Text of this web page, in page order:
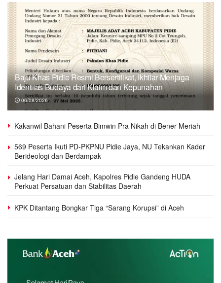
Baju Khas Pidie Resmi Bersertifikat, Ikhtiar Menjaga
Identitas Budaya dari Klaim dan Kepunahan
06/08/2026
Kakanwil Bahani Peserta Bimwin Pra Nikah di Bener Meriah
569 Peserta Ikuti PD-PKPNU Pidie Jaya, NU Tekankan Kader
Berideologi dan Berdampak
Jelang Hari Damai Aceh, Kapolres Pidie Gandeng HUDA
Perkuat Persatuan dan Stabilitas Daerah
KPK Ditantang Bongkar Tiga “Sarang Korupsi” di Aceh